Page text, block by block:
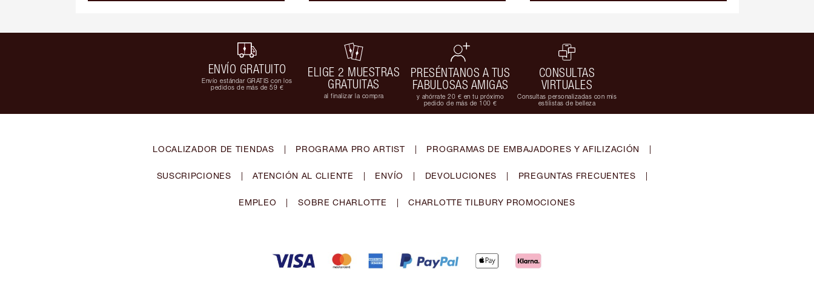
ENVÍO GRATUITO
Envío estándar GRATIS con los
pedidos de más de 59 €
ELIGE 2 MUESTRAS
GRATUITAS
al finalizar la compra
PRESÉNTANOS A TUS
FABULOSAS AMIGAS
y ahórrate 20 € en tu próximo
pedido de más de 100 €
CONSULTAS
VIRTUALES
Consultas personalizadas con mis
estilistas de belleza
LOCALIZADOR DE TIENDAS | PROGRAMA PRO ARTIST | PROGRAMAS DE EMBAJADORES Y AFILIZACIÓN |
SUSCRIPCIONES | ATENCIÓN AL CLIENTE | ENVÍO | DEVOLUCIONES | PREGUNTAS FRECUENTES |
EMPLEO | SOBRE CHARLOTTE | CHARLOTTE TILBURY PROMOCIONES